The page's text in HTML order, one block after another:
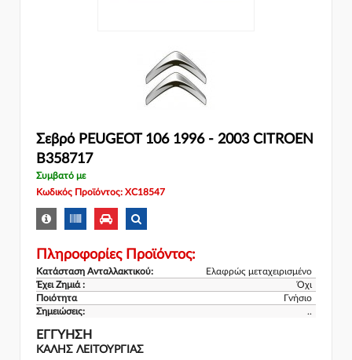
Σεβρό PEUGEOT 106 1996 - 2003 CITROEN
B358717
Συμβατό με
Κωδικός Προϊόντος: XC18547
Πληροφορίες Προϊόντος:
Κατάσταση Ανταλλακτικού:
Ελαφρώς μεταχειρισμένο
Έχει Ζημιά :
Όχι
Ποιότητα
Γνήσιο
Σημειώσεις:
..
ΕΓΓΎΗΣΗ
ΚΑΛΗΣ ΛΕΙΤΟΥΡΓΙΑΣ